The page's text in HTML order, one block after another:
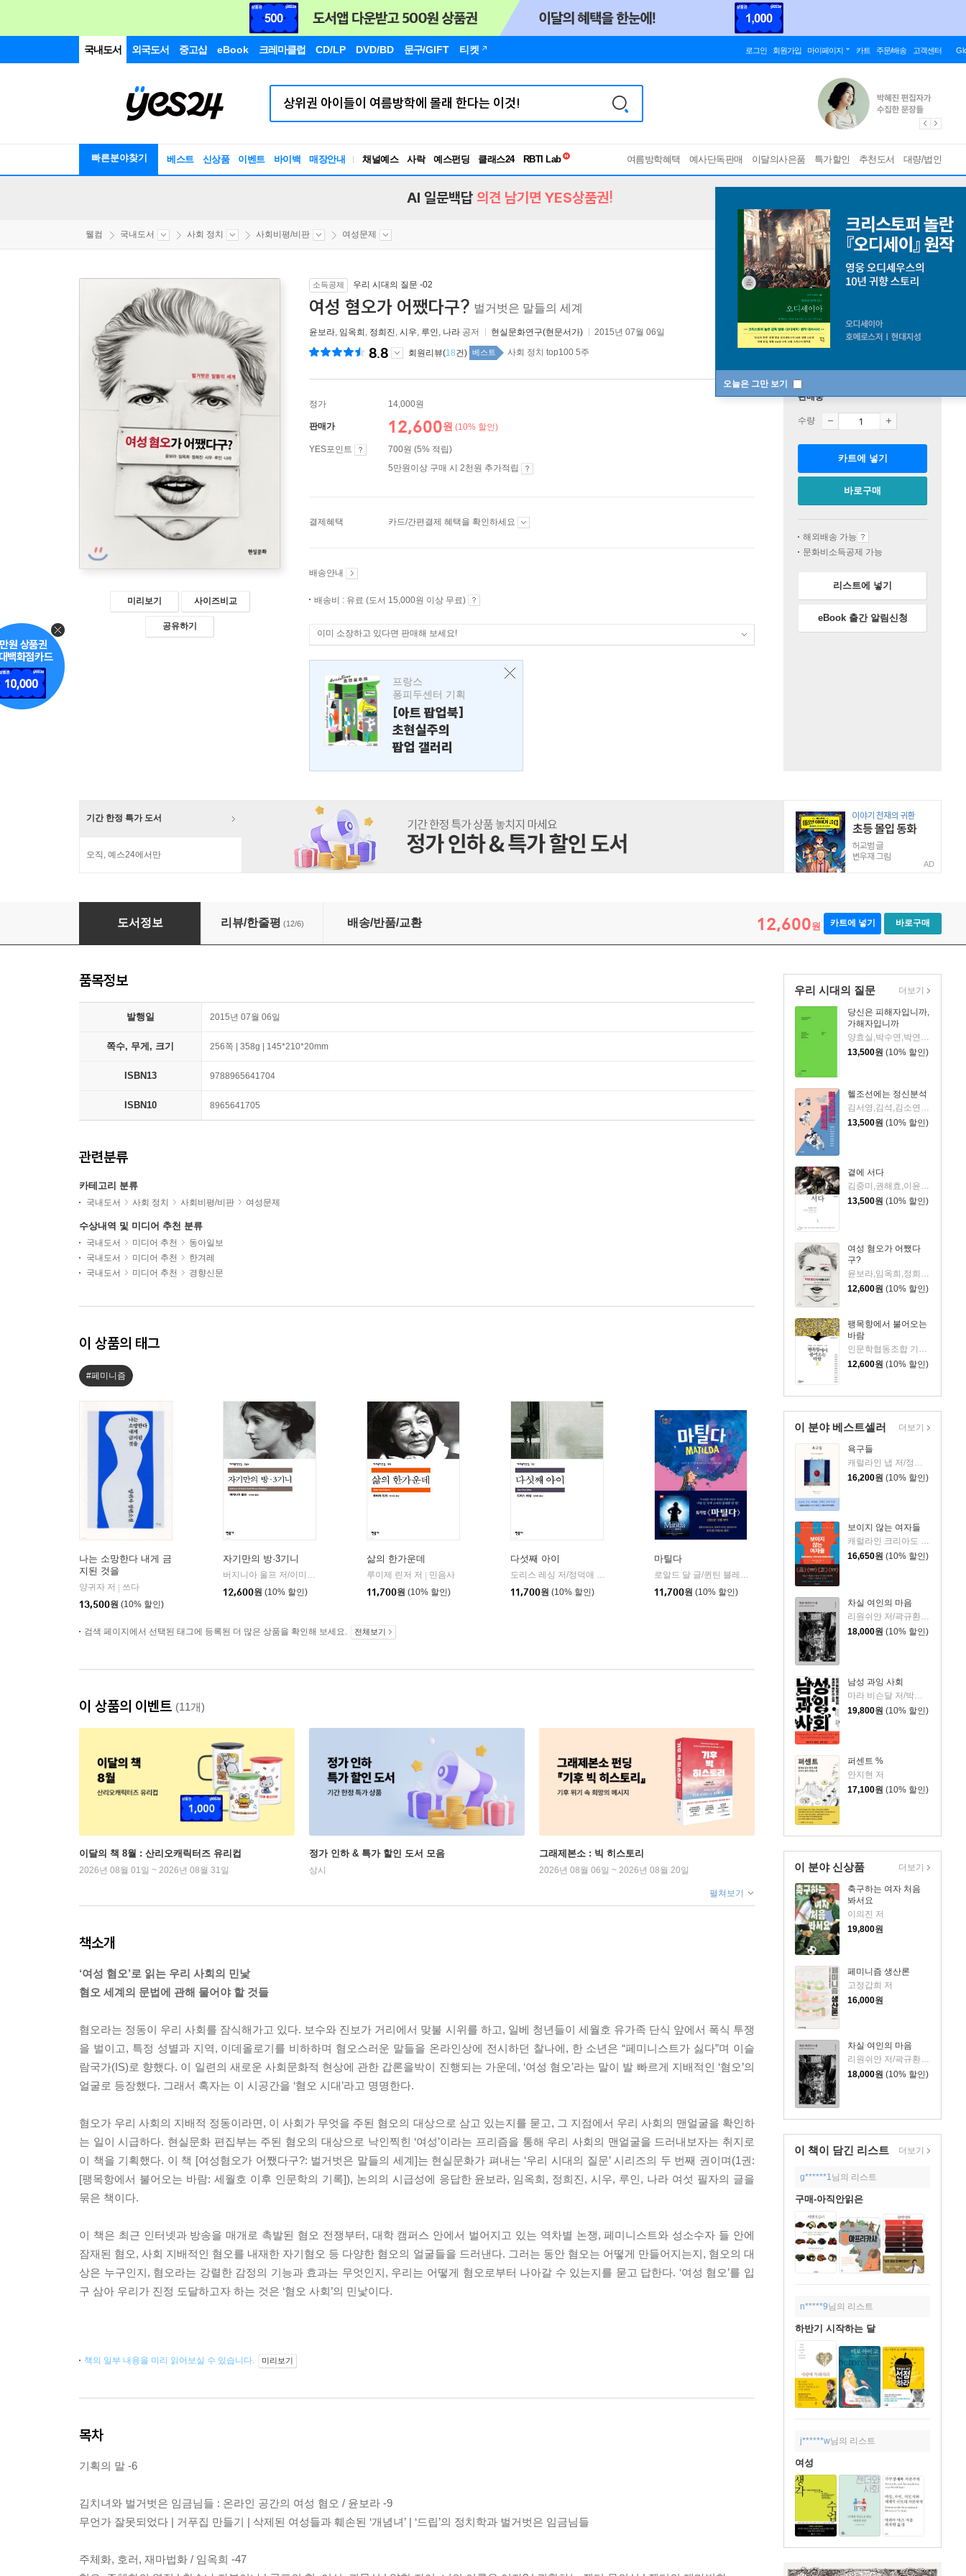
국내도서 외국도서 중고샵 eBook 크레마클럽 CD/LP DVD/BD 문구/GIFT 티켓 로그인 회원가입 마이페이지 카트 주문/배송 고객센터
빠른분야찾기 베스트 신상품 이벤트 바이백 매장안내 채널예스 사락 예스펀딩 클래스24
독서유형검사
여름방학혜택 예사단독판매 이달의사은품 특가할인 추천도서 대량/법인
오늘은 그만 보기
AI 일문백답 의견 남기면 YES상품권!
웰컴 국내도서 사회 정치 사회비평/비판 여성문제
미리보기 사이즈비교
공유하기
소득공제 우리 시대의 질문 -02
여성 혐오가 어쨌다구? 벌거벗은 말들의 세계
윤보라, 임옥희 , 정희진 , 시우, 루인 , 나라 공저 현실문화연구(현문서가) 2015년 07월 06일
8.8 회원리뷰(18건) 베스트 사회 정치 top100 5주
정가 14,000원
판매가 12,600원 (10% 할인)
YES포인트
700원 (5% 적립)
5만원이상 구매 시 2천원 추가적립
결제혜택 카드/간편결제 혜택을 확인하세요
배송안내
배송비 : 유료 (도서 15,000원 이상 무료)
이미 소장하고 있다면 판매해 보세요!
프랑스
퐁피두센터 기획
[아트 팝업북]
초현실주의
팝업 갤러리
판매중
수량
카트에 넣기
바로구매
해외배송 가능
문화비소득공제 가능
리스트에 넣기
eBook 출간 알림신청
기간 한정 특가 도서
오직, 예스24에서만
AD
여성 혐오가 어쨌다구?
도서정보 리뷰/한줄평 (12/6) 배송/반품/교환 12,600원 카트에 넣기 바로구매
우리 시대의 질문
당신은 피해자입니까,
가해자입니까
양효실,박수연,박연아,이나라,이미래,이연숙,이진실,이춘식,허성원 공저
13,500원 (10% 할인)
헬조선에는 정신분석
김서영,김석,김소연,백상현,이만우,이성민,정경훈,정지은,홍준기 공저
13,500원 (10% 할인)
곁에 서다
김중미,권해효,이윤엽,김일란,공유정옥,권영국,임보라,윤영배,박희정 공저
13,500원 (10% 할인)
여성 혐오가 어쨌다
구?
12,600원 (10% 할인)
팽목항에서 불어오는
바람
인문학협동조합 기획/노명우, 권명아, 이광호, 이현정, 진태원, 김동춘, 천정환, 강부원, 권창규 등저
12,600원 (10% 할인)
더보기
이 분야 베스트셀러
욕구들
캐럴라인 냅 저/정지인 역
16,200원 (10% 할인)
보이지 않는 여자들
캐럴라인 크리아도 페레스 저/황가한 역
16,650원 (10% 할인)
차실 여인의 마음
리원쉬안 저/곽규환 역
18,000원 (10% 할인)
남성 과잉 사회
마라 비슨달 저/박우정 역
19,800원 (10% 할인)
퍼센트 %
안지현 저
17,100원 (10% 할인)
더보기
이 분야 신상품
축구하는 여자 처음
봐서요
이의진 저
19,800원
페미니즘 생산론
고정갑희 저
16,000원
차실 여인의 마음
18,000원 (10% 할인)
더보기
이 책이 담긴 리스트 더보기
g******1 님의 리스트
구매-아직안읽은
n*****9님의 리스트
하반기 시작하는 달
j******w님의 리스트
여성
품목정보
발행일 2015년 07월 06일
쪽수, 무게, 크기 256쪽 | 358g | 145*210*20mm
ISBN13 9788965641704
ISBN10 8965641705
관련분류
카테고리 분류
국내도서 사회 정치 사회비평/비판 여성문제
수상내역 및 미디어 추천 분류
국내도서 미디어 추천
동아일보
국내도서
미디어 추천
한겨레
국내도서
미디어 추천 경향신문
이 상품의 태그
#페미니즘
나는 소망한다 내게 금
지된 것을
양귀자 저
쓰다
13,500원 (10% 할인)
자기만의 방·3기니
버지니아 울프 저/이미애 역
12,600원 (10% 할인)
삶의 한가운데
루이제 린저 저
민음사
11,700원 (10% 할인)
다섯째 아이
도리스 레싱 저/정덕애 역
11,700원 (10% 할인)
마틸다
로알드 달 글/퀸틴 블레이크 그림/김난령 역 | 시공주니어
11,700원 (10% 할인)
검색 페이지에서 선택된 태그에 등록된 더 많은 상품을 확인해 보세요. 전체보기
이 상품의 이벤트 (11개)
이달의 책 8월 : 산리오캐릭터즈 유리컵
2026년 08월 01일 ~ 2026년 08월 31일
정가 인하 & 특가 할인 도서 모음
상시
그래제본소 : 빅 히스토리
2026년 08월 06일 ~ 2026년 08월 20일
펼쳐보기
책소개
‘여성 혐오’로 읽는 우리 사회의 민낯
혐오 세계의 문법에 관해 물어야 할 것들
혐오라는 정동이 우리 사회를 잠식해가고 있다. 보수와 진보가 거리에서 맞불 시위를 하고, 일베 청년들이 세월호 유가족 단식 앞에서 폭식 투쟁
을 벌이고, 특정 성별과 지역, 이데올로기를 비하하며 혐오스러운 말들을 온라인상에 전시하던 찰나에, 한 소년은 “페미니스트가 싫다”며 이슬
람국가(IS)로 향했다. 이 일련의 새로운 사회문화적 현상에 관한 갑론을박이 진행되는 가운데, ‘여성 혐오’라는 말이 발 빠르게 지배적인 ‘혐오’의
얼굴로 등장했다. 그래서 혹자는 이 시공간을 ‘혐오 시대’라고 명명한다.
혐오가 우리 사회의 지배적 정동이라면, 이 사회가 무엇을 주된 혐오의 대상으로 삼고 있는지를 묻고, 그 지점에서 우리 사회의 맨얼굴을 확인하
는 일이 시급하다. 현실문화 편집부는 주된 혐오의 대상으로 낙인찍힌 ‘여성’이라는 프리즘을 통해 우리 사회의 맨얼굴을 드러내보자는 취지로
이 책을 기획했다. 이 책 [여성혐오가 어쨌다구?: 벌거벗은 말들의 세계]는 현실문화가 펴내는 ‘우리 시대의 질문’ 시리즈의 두 번째 권이며(1권:
[팽목항에서 불어오는 바람: 세월호 이후 인문학의 기록]), 논의의 시급성에 응답한 윤보라, 임옥희, 정희진, 시우, 루인, 나라 여섯 필자의 글을
묶은 책이다.
이 책은 최근 인터넷과 방송을 매개로 촉발된 혐오 전쟁부터, 대학 캠퍼스 안에서 벌어지고 있는 역차별 논쟁, 페미니스트와 성소수자 들 안에
잠재된 혐오, 사회 지배적인 혐오를 내재한 자기혐오 등 다양한 혐오의 얼굴들을 드러낸다. 그러는 동안 혐오는 어떻게 만들어지는지, 혐오의 대
상은 누구인지, 혐오라는 강렬한 감정의 기능과 효과는 무엇인지, 우리는 어떻게 혐오로부터 나아갈 수 있는지를 묻고 답한다. ‘여성 혐오’를 입
구 삼아 우리가 진정 도달하고자 하는 것은 ‘혐오 사회’의 민낯이다.
책의 일부 내용을 미리 읽어보실 수 있습니다. 미리보기
목차
기획의 말 -6
김치녀와 벌거벗은 임금님들 : 온라인 공간의 여성 혐오 / 윤보라 -9
무언가 잘못되었다 | 거푸집 만들기 | 삭제된 여성들과 훼손된 ‘개념녀’ | ‘드립’의 정치학과 벌거벗은 임금님들
주체화, 호러, 재마법화 / 임옥희 -47